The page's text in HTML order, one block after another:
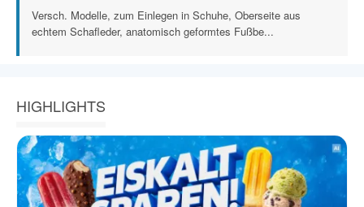
Versch. Modelle, zum Einlegen in Schuhe, Oberseite aus
echtem Schafleder, anatomisch geformtes Fußbe...
HIGHLIGHTS